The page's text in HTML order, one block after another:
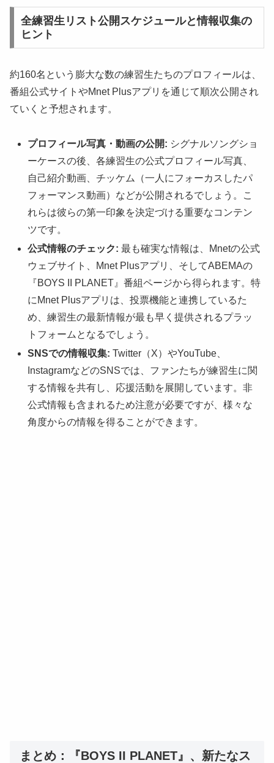
全練習生リスト公開スケジュールと情報収集の
ヒント
約160名という膨大な数の練習生たちのプロフィールは、
番組公式サイトやMnet Plusアプリを通じて順次公開され
ていくと予想されます。
プロフィール写真・動画の公開: シグナルソングショ
ーケースの後、各練習生の公式プロフィール写真、
自己紹介動画、チッケム（一人にフォーカスしたパ
フォーマンス動画）などが公開されるでしょう。こ
れらは彼らの第一印象を決定づける重要なコンテン
ツです。
公式情報のチェック: 最も確実な情報は、Mnetの公式
ウェブサイト、Mnet Plusアプリ、そしてABEMAの
『BOYS II PLANET』番組ページから得られます。特
にMnet Plusアプリは、投票機能と連携しているた
め、練習生の最新情報が最も早く提供されるプラッ
トフォームとなるでしょう。
SNSでの情報収集: Twitter（X）やYouTube、
InstagramなどのSNSでは、ファンたちが練習生に関
する情報を共有し、応援活動を展開しています。非
公式情報も含まれるため注意が必要ですが、様々な
角度からの情報を得ることができます。
まとめ：『BOYS II PLANET』、新たなス